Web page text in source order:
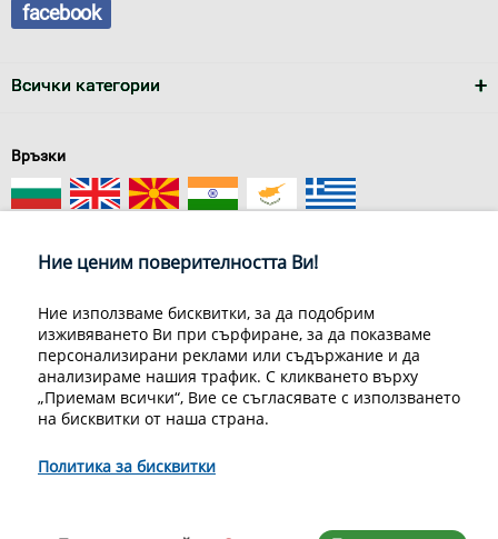
facebook
Всички категории
Връзки
За нас
Условия за доставка
Конфиденциалност на информацията
Общи условия
Декларация за личните данни
Често задавани въпроси
Контакти
Грийн Мастър Груп ООД, 1309 София, ул. Пиротска 151, Телефон:
© 1998-2020 Green Master Group Ltd, All rights reserved.
Ние ценим поверителността Ви!
Ние използваме бисквитки, за да подобрим
изживяването Ви при сърфиране, за да показваме
персонализирани реклами или съдържание и да
анализираме нашия трафик. С кликването върху
„Приемам всички“, Вие се съгласявате с използването
на бисквитки от наша страна.
Политика за бисквитки